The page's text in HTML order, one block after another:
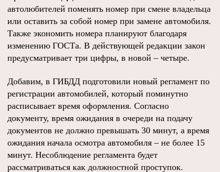
автолюбителей поменять номер при смене владельца
или оставить за собой номер при замене автомобиля.
Также экономить номера планируют благодаря
изменению ГОСТа. В действующей редакции закон
предусматривает три цифры, в новой – четыре.
Добавим, в ГИБДД подготовили новый регламент по
регистрации автомобилей, который поминутно
расписывает время оформления. Согласно
документу, время ожидания в очереди на подачу
документов не должно превышать 30 минут, а время
ожидания начала осмотра автомобиля – не более 15
минут. Несоблюдение регламента будет
рассматриваться как должностной проступок.